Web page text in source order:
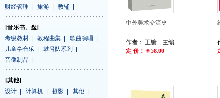
财经管理
旅游 教辅
[音乐书、盘]
考级教材
教程曲集 歌曲演唱
儿童学音乐
鼓号队系列
音像制品
[其他]
设计
计算机 摄影 其他
中外美术交流史
作者： 王镛 主编
定 价：￥58.00